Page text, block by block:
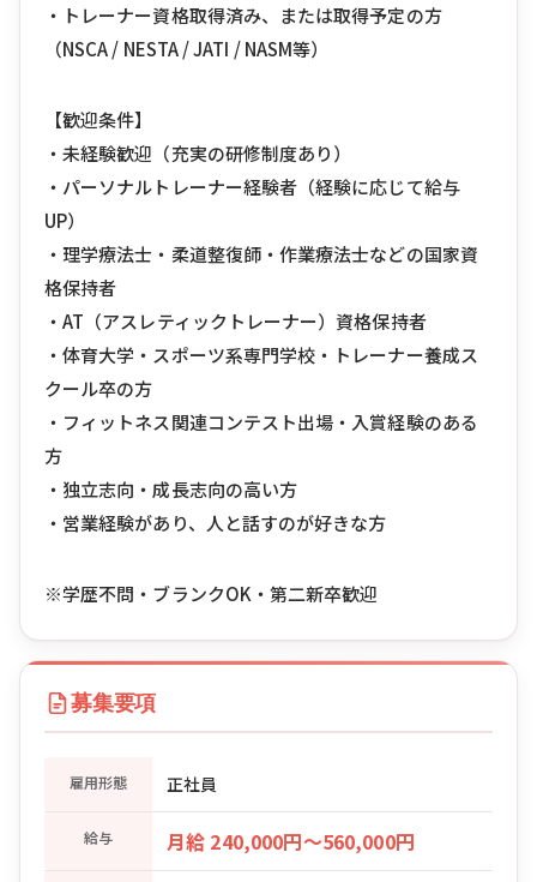
・トレーナー資格取得済み、または取得予定の方
（NSCA / NESTA / JATI / NASM等）
【歓迎条件】
・未経験歓迎（充実の研修制度あり）
・パーソナルトレーナー経験者（経験に応じて給与
UP）
・理学療法士・柔道整復師・作業療法士などの国家資
格保持者
・AT（アスレティックトレーナー）資格保持者
・体育大学・スポーツ系専門学校・トレーナー養成ス
クール卒の方
・フィットネス関連コンテスト出場・入賞経験のある
方
・独立志向・成長志向の高い方
・営業経験があり、人と話すのが好きな方
※学歴不問・ブランクOK・第二新卒歓迎
募集要項
雇用形態 正社員
給与 月給 240,000円〜560,000円